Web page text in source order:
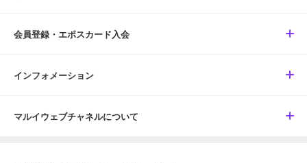
会員登録・エポスカード入会
インフォメーション
マルイウェブチャネルについて